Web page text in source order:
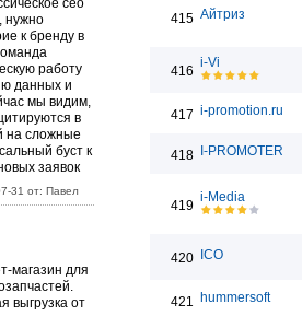
сео
нужно
к бренду в
работу
данных и
мы видим,
в
на сложные
буст к
заявок
31 от: Павел
магазин для
выгрузка от
415 Айтриз
416
i-Vi
417 i-promotion.ru
418 I-PROMOTER
419
i-Media
420 ICO
421 hummersoft